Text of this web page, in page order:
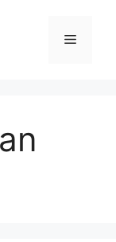
Menu